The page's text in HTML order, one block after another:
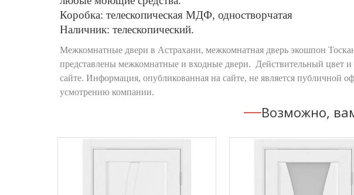
Коробка: телескопическая МДФ, одностворчатая
Наличник: телескопический.
Межкомнатные двери в Астрахани, межкомнатная дверь экошпон
представлены межкомнатные и входные двери. Действительный цвет и
сайте. Информация, опубликованная на сайте, не является
усмотрению компании.
Возможно,